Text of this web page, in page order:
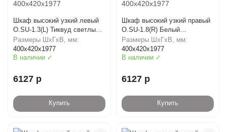
Шкаф высокий узкий левый
O.SU-1.3(L) Тиквуд светлый
(ШхГхВ) 400х420х1977
Размеры ШхГхВ, мм:
400х420х1977
В наличии ✓
6127 р
Купить
Шкаф высокий узкий правый
O.SU-1.8(R) Белый
бриллиант (ШхГхВ)
400х420х1977
Размеры ШхГхВ, мм:
400х420х1977
В наличии ✓
6127 р
Купить